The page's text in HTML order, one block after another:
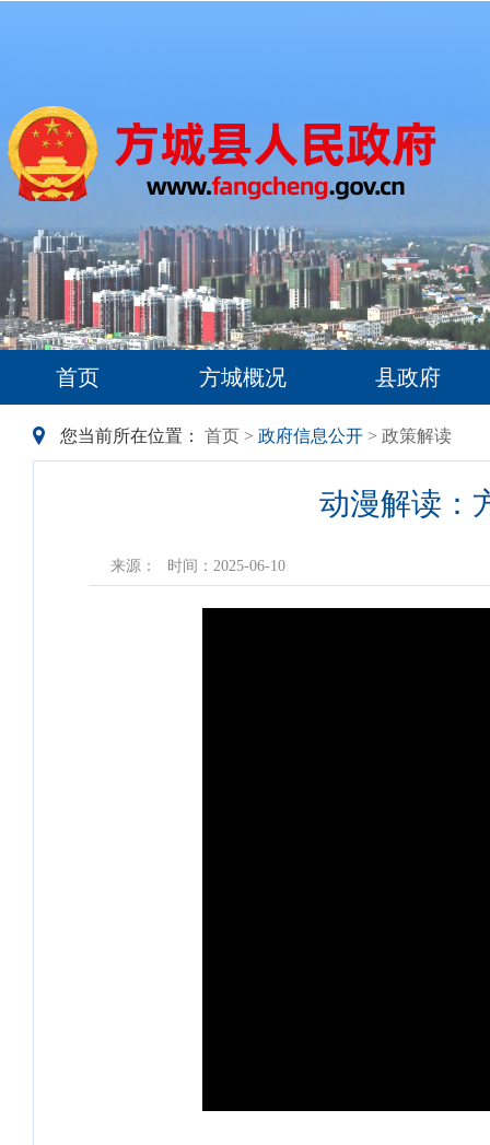
首页 方城概况 县政府
您当前所在位置： 首页 > 政府信息公开 > 政策解读
动漫解读：
来源： 时间：2025-06-10